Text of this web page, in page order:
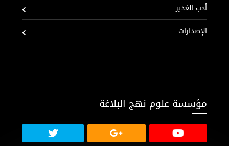
أدب الغدير
الإصدارات
مؤسسة علوم نهج البلاغة